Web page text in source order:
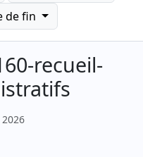
de fin
recueil-